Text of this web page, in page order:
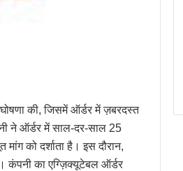
की, जिसमें ऑर्डर में ज़बरदस्त
ने ऑर्डर में साल-दर-साल 25
को दर्शाता है। इस दौरान,
कंपनी का एग्ज़िक्यूटेबल ऑर्डर